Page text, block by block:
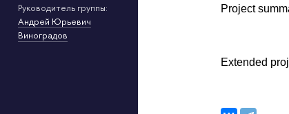
Руководитель группы:
Андрей Юрьевич
Виноградов
Project
Extended